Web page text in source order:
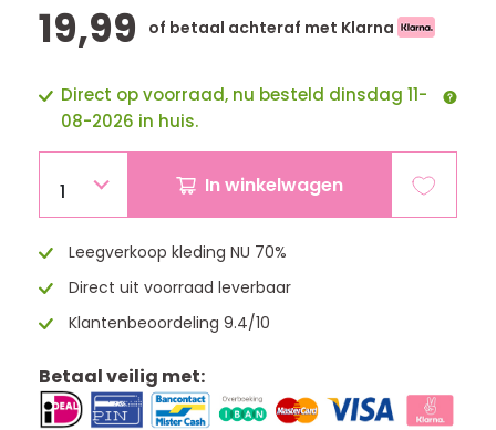
19,99 of betaal achteraf met Klarna
Direct op voorraad, nu besteld dinsdag 11-
08-2026 in huis.
1 In winkelwagen
Leegverkoop kleding NU 70%
Direct uit voorraad leverbaar
Klantenbeoordeling 9.4/10
Betaal veilig met: